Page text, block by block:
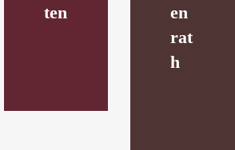
ten
en
rat
h